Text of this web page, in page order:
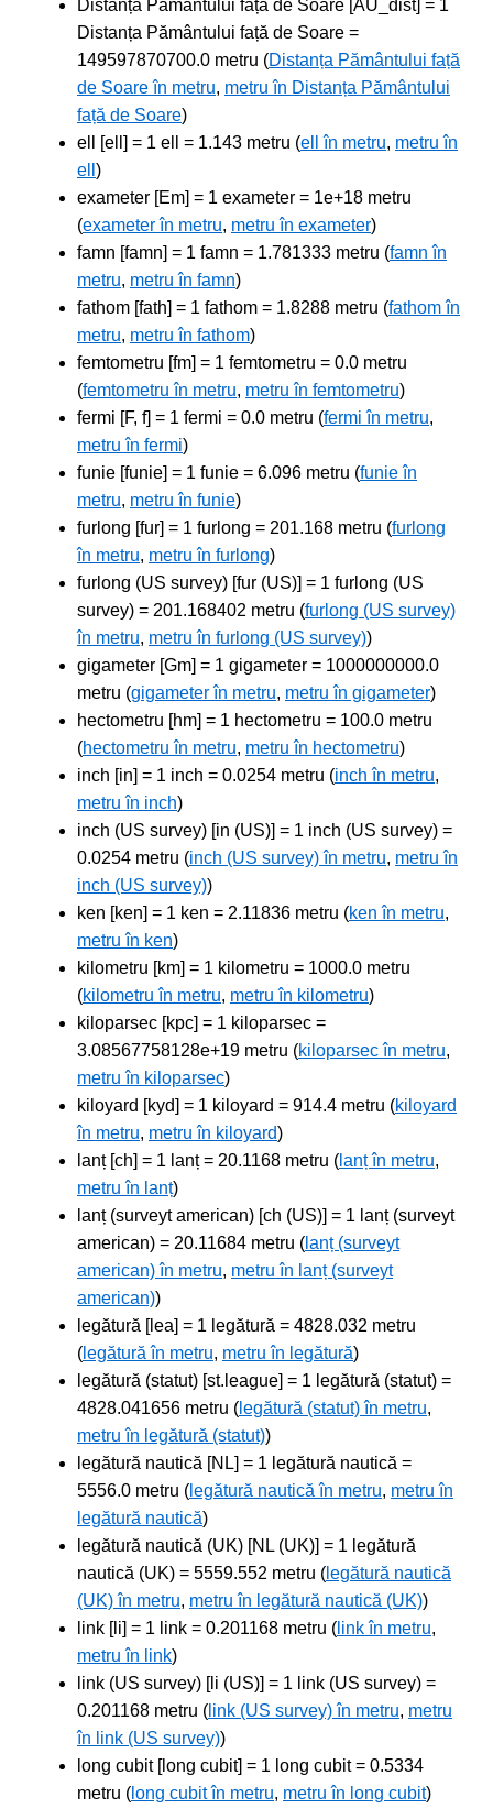
Distanța Pământului față de Soare [AU_dist] = 1
Distanța Pământului față de Soare =
149597870700.0 metru (Distanța Pământului față
de Soare în metru, metru în Distanța Pământului
față de Soare)
ell [ell] = 1 ell = 1.143 metru (ell în metru, metru în
ell )
exameter [Em] = 1 exameter = 1e+18 metru
(exameter în metru, metru în exameter)
famn [famn] = 1 famn = 1.781333 metru (famn în
metru, metru în famn)
fathom [fath] = 1 fathom = 1.8288 metru (fathom în
metru, metru în fathom)
femtometru [fm] = 1 femtometru = 0.0 metru
(femtometru în metru, metru în femtometru)
fermi [F, f] = 1 fermi = 0.0 metru (fermi în metru,
metru în fermi)
funie [funie] = 1 funie = 6.096 metru (funie în
metru, metru în funie)
furlong [fur] = 1 furlong = 201.168 metru (furlong
în metru, metru în furlong)
furlong (US survey) [fur (US)] = 1 furlong (US
survey) = 201.168402 metru (furlong (US survey)
în metru, metru în furlong (US survey))
gigameter [Gm] = 1 gigameter = 1000000000.0
metru (gigameter în metru, metru în gigameter)
hectometru [hm] = 1 hectometru = 100.0 metru
(hectometru în metru, metru în hectometru)
inch [in] = 1 inch = 0.0254 metru (inch în metru,
metru în inch)
inch (US survey) [in (US)] = 1 inch (US survey) =
0.0254 metru (inch (US survey) în metru, metru în
inch (US survey))
ken [ken] = 1 ken = 2.11836 metru (ken în metru,
metru în ken)
kilometru [km] = 1 kilometru = 1000.0 metru
(kilometru în metru, metru în kilometru)
kiloparsec [kpc] = 1 kiloparsec =
3.08567758128e+19 metru (kiloparsec în metru,
metru în kiloparsec)
kiloyard [kyd] = 1 kiloyard = 914.4 metru (kiloyard
în metru, metru în kiloyard)
lanț [ch] = 1 lanț = 20.1168 metru ( lanț în metru,
metru în lanț)
lanț (surveyt american) [ch (US)] = 1 lanț (surveyt
american) = 20.11684 metru ( lanț (surveyt
american) în metru, metru în lanț (surveyt
american))
legătură [lea] = 1 legătură = 4828.032 metru
( legătură în metru, metru în legătură)
legătură (statut) [st.league] = 1 legătură (statut) =
4828.041656 metru ( legătură (statut) în metru,
metru în legătură (statut))
legătură nautică [NL] = 1 legătură nautică =
5556.0 metru ( legătură nautică în metru, metru în
legătură nautică)
legătură nautică (UK) [NL (UK)] = 1 legătură
nautică (UK) = 5559.552 metru ( legătură nautică
(UK) în metru, metru în legătură nautică (UK))
link [li] = 1 link = 0.201168 metru ( link în metru,
metru în link)
link (US survey) [li (US)] = 1 link (US survey) =
0.201168 metru ( link (US survey) în metru, metru
în link (US survey))
long cubit [long cubit] = 1 long cubit = 0.5334
metru ( long cubit în metru, metru în long cubit)